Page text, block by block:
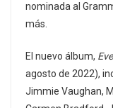
nominada al
más.
El nuevo álbum,
agosto de 2022),
Jimmie Vaughan,